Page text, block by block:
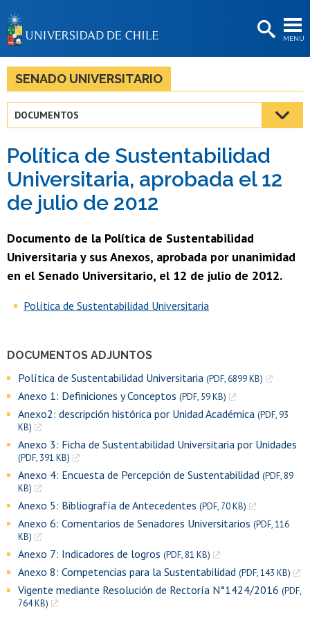
MENÚ
BIBLIOTECAS
LA UNIVERSIDAD
Estudiantes
Académicas/os
Funcionarias/os
Egresadas/os
SENADO UNIVERSITARIO
DOCUMENTOS
Política de Sustentabilidad
Universitaria, aprobada el 12
de julio de 2012
Documento de la Política de Sustentabilidad
Universitaria y sus Anexos, aprobada por unanimidad
en el Senado Universitario, el 12 de julio de 2012.
DOCUMENTOS ADJUNTOS
Política de Sustentabilidad Universitaria (PDF, 6899 KB)
Anexo 1: Definiciones y Conceptos (PDF, 59 KB)
Anexo2: descripción histórica por Unidad Académica (PDF, 93
KB)
Anexo 3: Ficha de Sustentabilidad Universitaria por Unidades
(PDF, 391 KB)
Anexo 4: Encuesta de Percepción de Sustentabilidad (PDF, 89
KB)
Anexo 5: Bibliografía de Antecedentes (PDF, 70 KB)
Anexo 6: Comentarios de Senadores Universitarios (PDF, 116
KB)
Anexo 7: Indicadores de logros (PDF, 81 KB)
Anexo 8: Competencias para la Sustentabilidad (PDF, 143 KB)
Vigente mediante Resolución de Rectoría N°1424/2016 (PDF,
764 KB)
Política de Sustentabilidad Universitaria